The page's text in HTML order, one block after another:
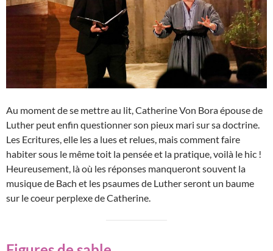
Au moment de se mettre au lit, Catherine Von Bora épouse de
Luther peut enfin questionner son pieux mari sur sa doctrine.
Les Ecritures, elle les a lues et relues, mais comment faire
habiter sous le même toit la pensée et la pratique, voilà le hic !
Heureusement, là où les réponses manqueront souvent la
musique de Bach et les psaumes de Luther seront un baume
sur le coeur perplexe de Catherine.